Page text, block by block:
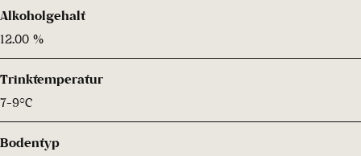
Alkoholgehalt
12.00 %
Trinktemperatur
7-9°C
Bodentyp